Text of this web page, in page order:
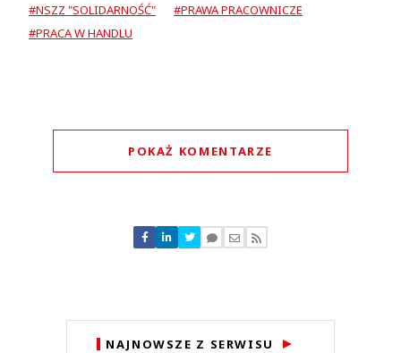
#NSZZ "SOLIDARNOŚĆ"
#PRAWA PRACOWNICZE
#PRACA W HANDLU
POKAŻ KOMENTARZE
Nie znaleziono komentarzy
Zostaw swoje komentarze
NAJNOWSZE Z SERWISU